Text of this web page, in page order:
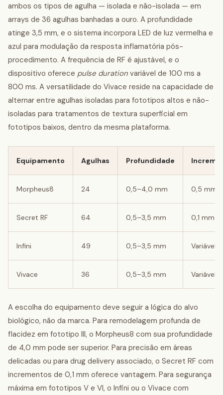
ambos os tipos de agulha — isolada e não-isolada — em
arrays de 36 agulhas banhadas a ouro. A profundidade
atinge 3,5 mm, e o sistema incorpora LED de luz vermelha e
azul para modulação da resposta inflamatória pós-
procedimento. A frequência de RF é ajustável, e o
dispositivo oferece pulse duration variável de 100 ms a
800 ms. A versatilidade do Vivace reside na capacidade de
alternar entre agulhas isoladas para fototipos altos e não-
isoladas para tratamentos de textura superficial em
fototipos baixos, dentro da mesma plataforma.
Equipamento Agulhas Profundidade
Morpheus8 24 0,5–4,0 mm 0,5 mm
Secret RF 64 0,5–3,5 mm 0,1 mm
Infini 49 0,5–3,5 mm Variável
Vivace 36 0,5–3,5 mm Variável
A escolha do equipamento deve seguir a lógica do alvo
biológico, não da marca. Para remodelagem profunda de
flacidez em fototipo III, o Morpheus8 com sua profundidade
de 4,0 mm pode ser superior. Para precisão em áreas
delicadas ou para drug delivery associado, o Secret RF com
incrementos de 0,1 mm oferece vantagem. Para segurança
máxima em fototipos V e VI, o Infini ou o Vivace com